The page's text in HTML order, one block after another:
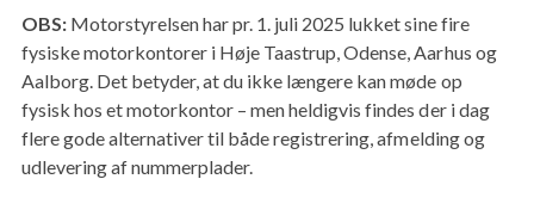
OBS: Motorstyrelsen har pr. 1. juli 2025 lukket sine fire
fysiske motorkontorer i Høje Taastrup, Odense, Aarhus og
Aalborg. Det betyder, at du ikke længere kan møde op
fysisk hos et motorkontor – men heldigvis findes der i dag
flere gode alternativer til både registrering, afmelding og
udlevering af nummerplader.